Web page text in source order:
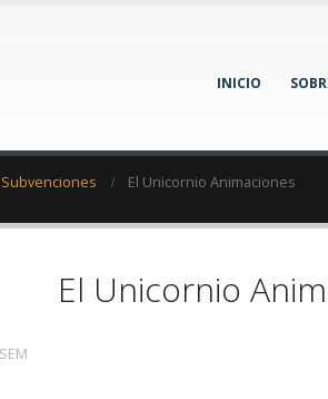
INICIO
El Unicornio Animaciones
El Unicornio